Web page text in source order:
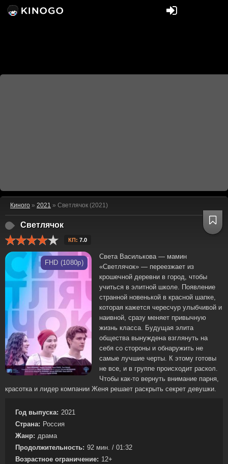
Киного » 2021 » Светлячок (2021)
Светлячок
КП: 7.0
FHD (1080p)
Света Василькова — мамин
«Светлячок» — переезжает из
крошечной деревни в город, чтобы
учиться в элитной школе. Появление
странной новенькой в красной шапке,
которая кажется чересчур улыбчивой и
наивной, сразу меняет привычную
жизнь класса. Будущая элита
общества вынуждена взглянуть на
себя со стороны и обнаружить не
самые лучшие черты. К этому готовы
не все, и в группе происходит раскол.
Чтобы как-то вернуть внимание парня,
красотка и лидер компании Женя решает раскрыть секрет девушки.
Год выпуска: 2021
Страна: Россия
Жанр: драма
Продолжительность: 92 мин. / 01:32
Возрастное ограничение: 12+